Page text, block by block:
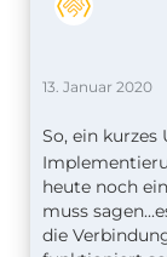
13. Januar 2020
So, ein kurzes
heute noch
muss
die